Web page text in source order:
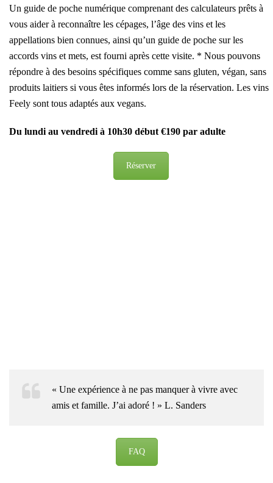
Un guide de poche numérique comprenant des calculateurs prêts à
vous aider à reconnaître les cépages, l’âge des vins et les
appellations bien connues, ainsi qu’un guide de poche sur les
accords vins et mets, est fourni après cette visite. * Nous pouvons
répondre à des besoins spécifiques comme sans gluten, végan, sans
produits laitiers si vous êtes informés lors de la réservation. Les vins
Feely sont tous adaptés aux vegans.
Du lundi au vendredi à 10h30 début €190 par adulte
Réserver
« Une expérience à ne pas manquer à vivre avec
amis et famille. J’ai adoré ! » L. Sanders
FAQ